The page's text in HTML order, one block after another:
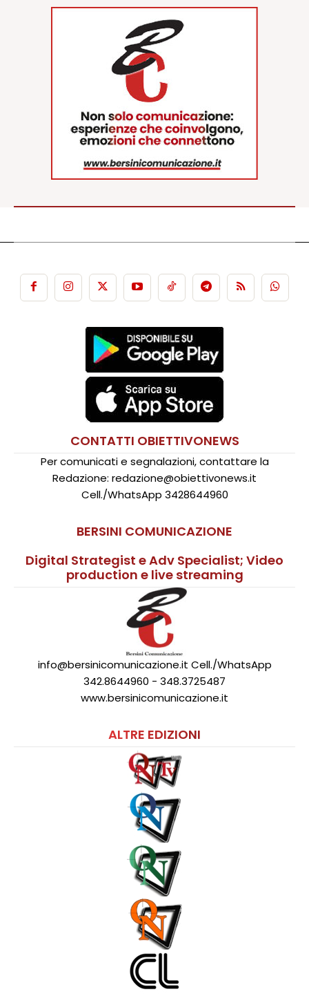
CONTATTI OBIETTIVONEWS
Per comunicati e segnalazioni, contattare la
Redazione: redazione@obiettivonews.it
Cell./WhatsApp 3428644960
BERSINI COMUNICAZIONE
Digital Strategist e Adv Specialist; Video
production e live streaming
info@bersinicomunicazione.it Cell./WhatsApp
342.8644960 - 348.3725487
www.bersinicomunicazione.it
ALTRE EDIZIONI